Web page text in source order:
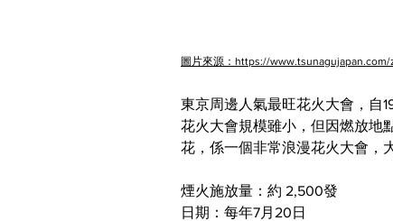
圖片來源：https://
東京周邊人氣最旺花火大會，自
花火大會規模雖小，但因燃放地
花，係一個非常浪漫花火大會，
煙火施放量：約 2,500發
日期：每年7月20日